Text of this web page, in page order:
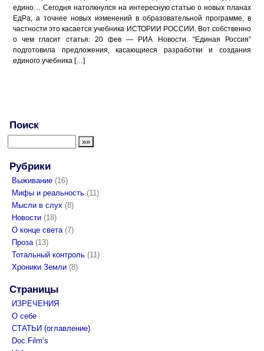
едино… Сегодня натолкнулся на интересную статью о новых планах
ЕдРа, а точнее новых изменений в образовательной программе, в
частности это касается учебника ИСТОРИИ РОССИИ. Вот собственно
о чем гласит статья: 20 фев — РИА Новости. “Единая Россия”
подготовила предложения, касающиеся разработки и создания
единого учебника […]
Поиск
Рубрики
Выживание (16)
Мифы и реальность (11)
Мысли в слух (8)
Новости (18)
О конце света(7)
Проза(13)
Тотальный контроль (11)
Хроники Земли (8)
Страницы
ИЗРЕЧЕНИЯ
О себе
СТАТЬИ (оглавление)
Doc.Film’s